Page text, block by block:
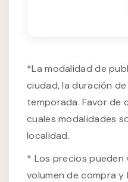
*La modalidad de
ciudad, la duración
temporada. Favor de
cuales modalidades
localidad.
* Los precios pueden
volumen de compra y